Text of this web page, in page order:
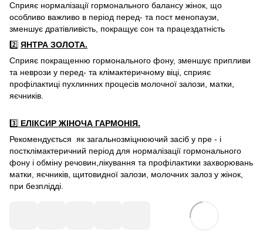
Сприяє нормалізації гормонального балансу жінок, що
особливо важливо в період перед- та пост менопаузи,
зменшує дратівливість, покращує сон та працездатність
2️⃣ ЯНТРА ЗОЛОТА.
Сприяє покращенню гормонального фону, зменшує припливи
та неврози у перед- та клімактеричному віці, сприяє
профілактиці пухлинних процесів молочної залози, матки,
яєчників.
3️⃣ ЕЛІКСИР ЖІНОЧА ГАРМОНІЯ.
Рекомендується як загальнозміцнюючий засіб у пре - і
постклімактеричний період для нормалізації гормонального
фону і обміну речовин,лікування та профілактики захворювань
матки, яєчників, щитовидної залози, молочних залоз у жінок,
при безплідді.